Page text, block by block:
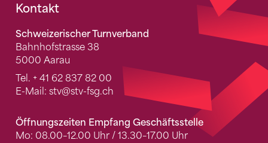
Fusszeile
Kontakt
Schweizerischer Turnverband
Bahnhofstrasse 38
5000 Aarau
Tel. + 41 62 837 82 00
E-Mail: stv@stv-fsg.ch
Öffnungszeiten Empfang Geschäftsstelle
Mo: 08.00–12.00 Uhr / 13.30–17.00 Uhr